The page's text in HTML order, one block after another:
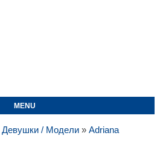
MENU
Девушки / Модели» Adriana